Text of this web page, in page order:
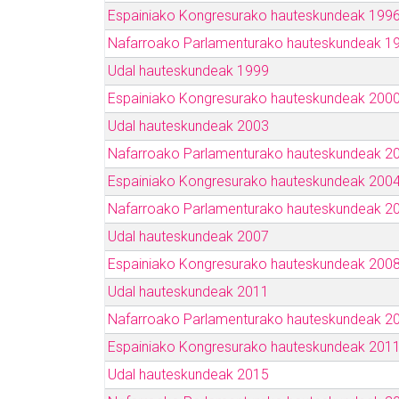
Espainiako Kongresurako hauteskundeak 1996
Nafarroako Parlamenturako hauteskundeak
Udal hauteskundeak 1999
Espainiako Kongresurako hauteskundeak 2000
Udal hauteskundeak 2003
Nafarroako Parlamenturako hauteskundeak
Espainiako Kongresurako hauteskundeak
Nafarroako Parlamenturako hauteskundeak
Udal hauteskundeak 2007
Espainiako Kongresurako hauteskundeak 2008
Udal hauteskundeak 2011
Nafarroako Parlamenturako hauteskundeak
Espainiako Kongresurako hauteskundeak 2011
Udal hauteskundeak 2015